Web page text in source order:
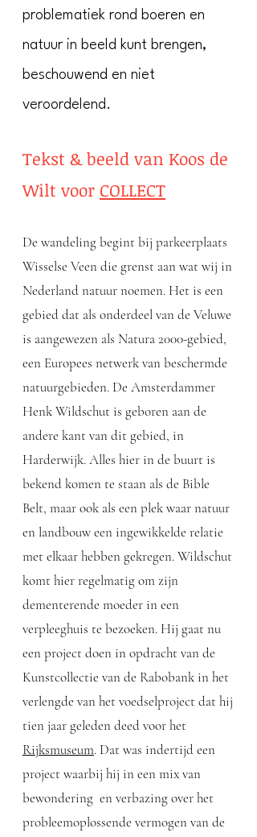
problematiek rond boeren en
natuur in beeld kunt brengen,
beschouwend en niet
veroordelend.
Tekst & beeld van Koos de
Wilt voor COLLECT
De wandeling begint bij parkeerplaats
Wisselse Veen die grenst aan wat wij in
Nederland natuur noemen. Het is een
gebied dat als onderdeel van de Veluwe
is aangewezen als Natura 2000-gebied,
een Europees netwerk van beschermde
natuurgebieden. De Amsterdammer
Henk Wildschut is geboren aan de
andere kant van dit gebied, in
Harderwijk. Alles hier in de buurt is
bekend komen te staan als de Bible
Belt, maar ook als een plek waar natuur
en landbouw een ingewikkelde relatie
met elkaar hebben gekregen. Wildschut
komt hier regelmatig om zijn
dementerende moeder in een
verpleeghuis te bezoeken. Hij gaat nu
een project doen in opdracht van de
Kunstcollectie van de Rabobank in het
verlengde van het voedselproject dat hij
tien jaar geleden deed voor het
Rijksmuseum. Dat was indertijd een
project waarbij hij in een mix van
bewondering en verbazing over het
probleemoplossende vermogen van de